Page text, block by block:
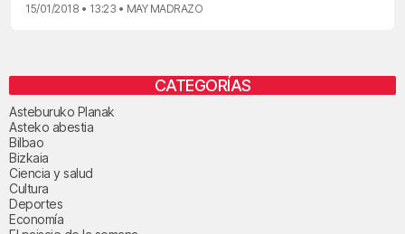
15/01/2018 • 13:23 • MAY MADRAZO
CATEGORÍAS
Asteburuko Planak
Asteko abestia
Bilbao
Bizkaia
Ciencia y salud
Cultura
Deportes
Economía